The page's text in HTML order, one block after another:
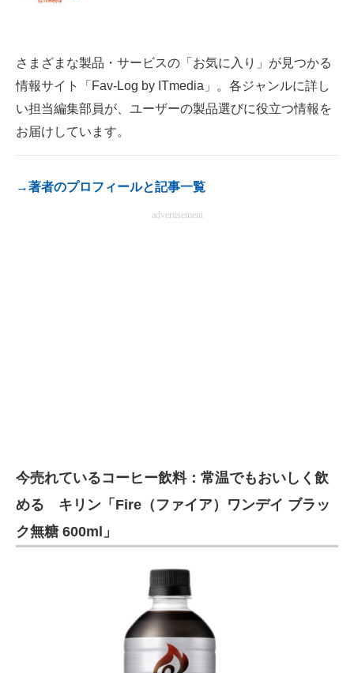
さまざまな製品・サービスの「お気に入り」が見つかる
情報サイト「Fav-Log by ITmedia」。各ジャンルに詳し
い担当編集部員が、ユーザーの製品選びに役立つ情報を
お届けしています。
→著者のプロフィールと記事一覧
advertisement
今売れているコーヒー飲料：常温でもおいしく飲
める キリン「Fire（ファイア）ワンデイ ブラッ
ク無糖 600ml」